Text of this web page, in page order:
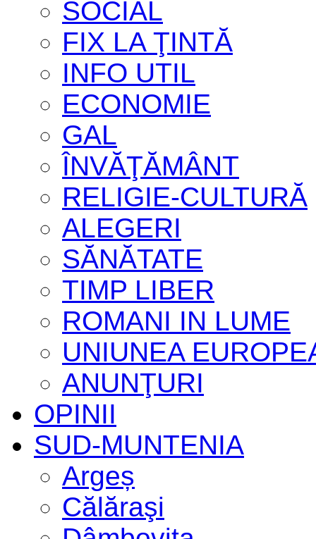
SOCIAL
FIX LA ŢINTĂ
INFO UTIL
ECONOMIE
GAL
ÎNVĂŢĂMÂNT
RELIGIE-CULTURĂ
ALEGERI
SĂNĂTATE
TIMP LIBER
ROMANI IN LUME
UNIUNEA
ANUNŢURI
OPINII
SUD-MUNTENIA
Argeș
Călăraşi